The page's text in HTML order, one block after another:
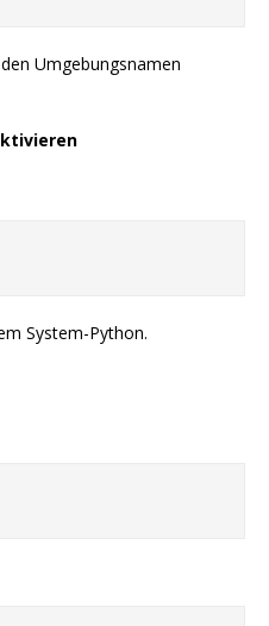
Umgebungsnamen
System-Python.